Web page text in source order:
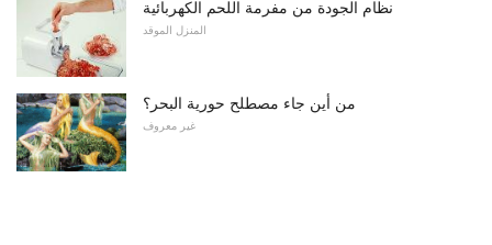
نظام الجودة من مفرمة اللحم الكهربائية
المنزل الموقد
من أين جاء مصطلح حورية البحر؟
غير معروف